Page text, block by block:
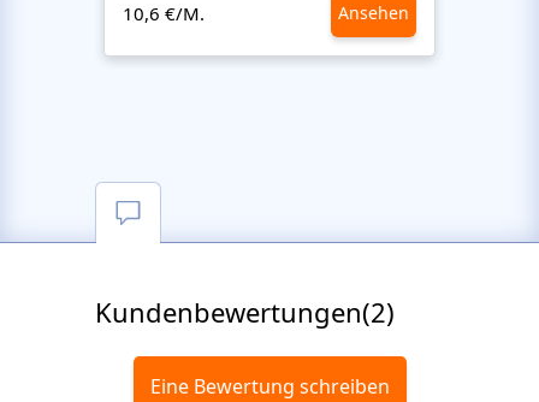
10,6 €/M. Ansehen
Kundenbewertungen(2)
Eine Bewertung schreiben